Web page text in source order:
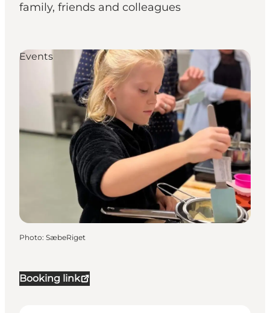
family, friends and colleagues
Booking link
Events
Photo: SæbeRiget